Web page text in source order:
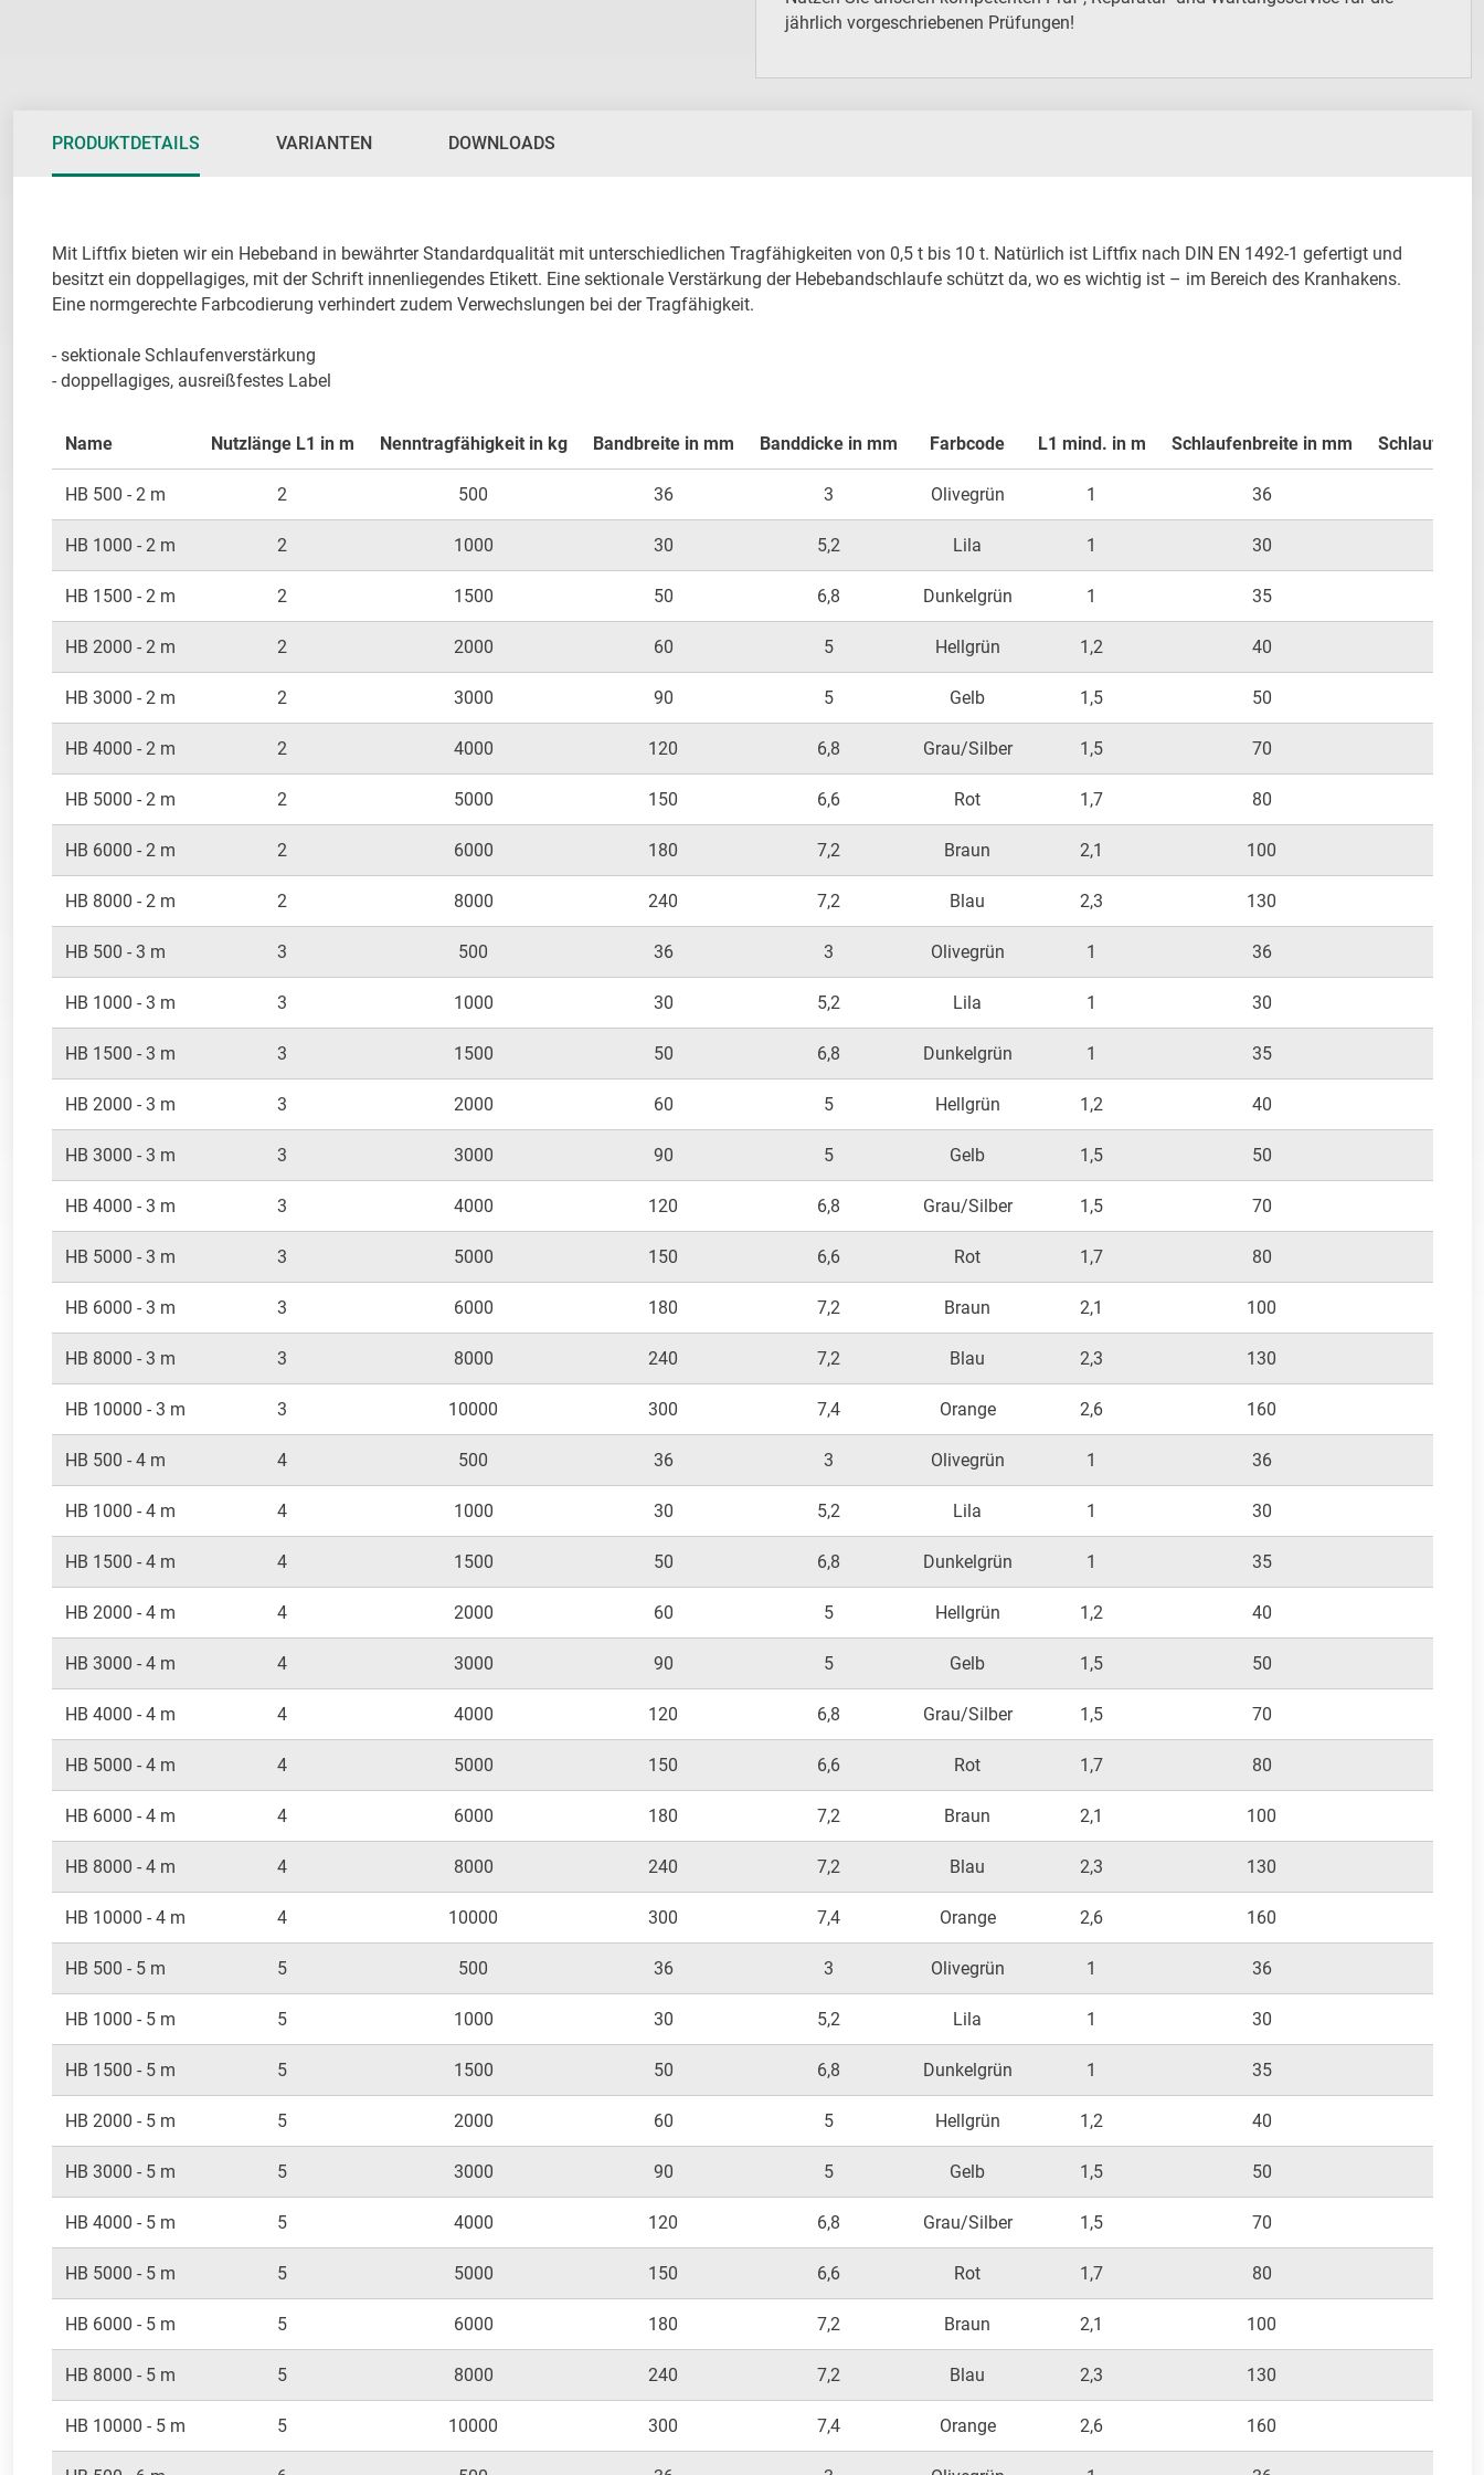
jährlich vorgeschriebenen Prüfungen!
PRODUKTDETAILS
Mit Liftfix bieten wir ein Hebeband in bewährter Standardqualität mit unterschiedlichen Tragfähigkeiten von 0,5 t bis 10 t. Natürlich ist Liftfix nach DIN EN 1492-1 gefertigt und
besitzt ein doppellagiges, mit der Schrift innenliegendes Etikett. Eine sektionale Verstärkung der Hebebandschlaufe schützt da, wo es wichtig ist – im Bereich des Kranhakens.
Eine normgerechte Farbcodierung verhindert zudem Verwechslungen bei der Tragfähigkeit.
- sektionale Schlaufenverstärkung
- doppellagiges, ausreißfestes Label
Name Nutzlänge L1 in m Nenntragfähigkeit in kg Bandbreite in mm Banddicke in mm Farbcode L1 mind. in m Schlaufenbreite in mm
HB 500 - 2 m 2 500 36 3 Olivegrün 1 36
HB 1000 - 2 m 2 1000 30 5,2 Lila 1 30
HB 1500 - 2 m 2 1500 50 6,8 Dunkelgrün 1 35
HB 2000 - 2 m 2 2000 60 5 Hellgrün 1,2 40
HB 3000 - 2 m 2 3000 90 5 Gelb 1,5 50
HB 4000 - 2 m 2 4000 120 6,8 Grau/Silber 1,5 70
HB 5000 - 2 m 2 5000 150 6,6 Rot 1,7 80
HB 6000 - 2 m 2 6000 180 7,2 Braun 2,1 100
HB 8000 - 2 m 2 8000 240 7,2 Blau 2,3 130
HB 500 - 3 m 3 500 36 3 Olivegrün 1 36
HB 1000 - 3 m 3 1000 30 5,2 Lila 1 30
HB 1500 - 3 m 3 1500 50 6,8 Dunkelgrün 1 35
HB 2000 - 3 m 3 2000 60 5 Hellgrün 1,2 40
HB 3000 - 3 m 3 3000 90 5 Gelb 1,5 50
HB 4000 - 3 m 3 4000 120 6,8 Grau/Silber 1,5 70
HB 5000 - 3 m 3 5000 150 6,6 Rot 1,7 80
HB 6000 - 3 m 3 6000 180 7,2 Braun 2,1 100
HB 8000 - 3 m 3 8000 240 7,2 Blau 2,3 130
HB 10000 - 3 m 3 10000 300 7,4 Orange 2,6 160
HB 500 - 4 m 4 500 36 3 Olivegrün 1 36
HB 1000 - 4 m 4 1000 30 5,2 Lila 1 30
HB 1500 - 4 m 4 1500 50 6,8 Dunkelgrün 1 35
HB 2000 - 4 m 4 2000 60 5 Hellgrün 1,2 40
HB 3000 - 4 m 4 3000 90 5 Gelb 1,5 50
HB 4000 - 4 m 4 4000 120 6,8 Grau/Silber 1,5 70
HB 5000 - 4 m 4 5000 150 6,6 Rot 1,7 80
HB 6000 - 4 m 4 6000 180 7,2 Braun 2,1 100
HB 8000 - 4 m 4 8000 240 7,2 Blau 2,3 130
HB 10000 - 4 m 4 10000 300 7,4 Orange 2,6 160
HB 500 - 5 m 5 500 36 3 Olivegrün 1 36
HB 1000 - 5 m 5 1000 30 5,2 Lila 1 30
HB 1500 - 5 m 5 1500 50 6,8 Dunkelgrün 1 35
HB 2000 - 5 m 5 2000 60 5 Hellgrün 1,2 40
HB 3000 - 5 m 5 3000 90 5 Gelb 1,5 50
HB 4000 - 5 m 5 4000 120 6,8 Grau/Silber 1,5 70
HB 5000 - 5 m 5 5000 150 6,6 Rot 1,7 80
HB 6000 - 5 m 5 6000 180 7,2 Braun 2,1 100
HB 8000 - 5 m 5 8000 240 7,2 Blau 2,3 130
HB 10000 - 5 m 5 10000 300 7,4 Orange 2,6 160
VARIANTEN DOWNLOADS